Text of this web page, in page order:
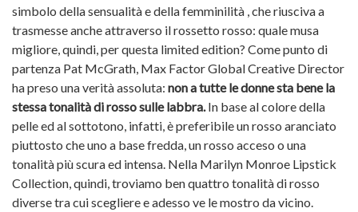
simbolo della sensualità e della femminilità , che riusciva a
trasmesse anche attraverso il rossetto rosso: quale musa
migliore, quindi, per questa limited edition? Come punto di
partenza Pat McGrath, Max Factor Global Creative Director
ha preso una verità assoluta: non a tutte le donne sta bene la
stessa tonalità di rosso sulle labbra.In base al colore della
pelle ed al sottotono, infatti, è preferibile un rosso aranciato
piuttosto che uno a base fredda, un rosso acceso o una
tonalità più scura ed intensa. Nella Marilyn Monroe Lipstick
Collection, quindi, troviamo ben quattro tonalità di rosso
diverse tra cui scegliere e adesso ve le mostro da vicino.